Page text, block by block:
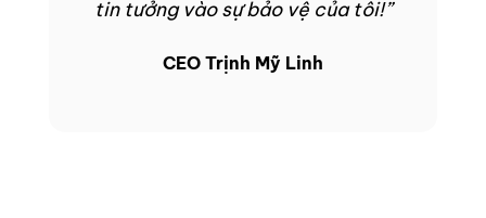
tin tưởng vào sự bảo vệ của tôi!”
CEO Trịnh Mỹ Linh